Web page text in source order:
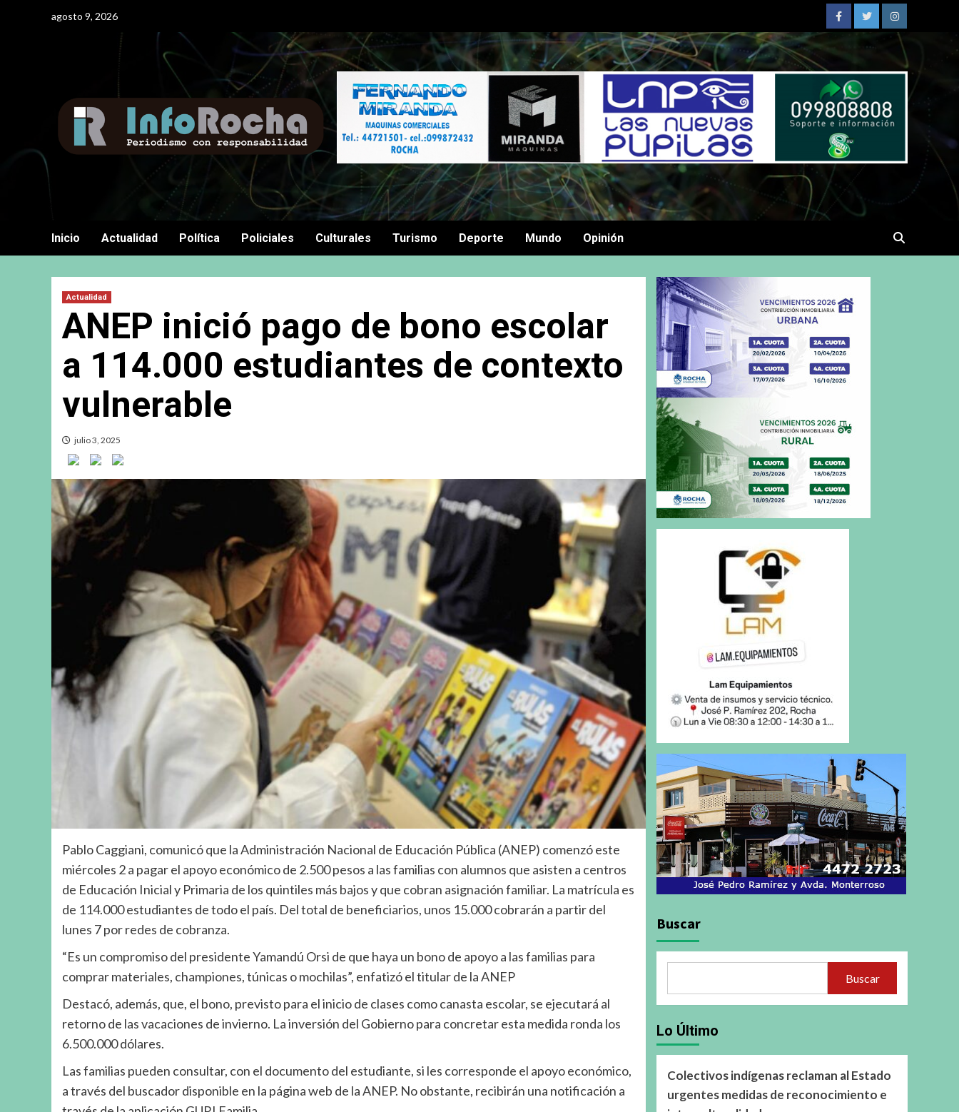
agosto 9, 2026
FacebookTwitterInstagram
Inicio Actualidad Política Policiales Culturales Turismo Deporte Mundo Opinión
Actualidad
ANEP inició pago de bono escolar
a 114.000 estudiantes de contexto
vulnerable
julio 3, 2025
Pablo Caggiani, comunicó que la Administración Nacional de Educación Pública (ANEP) comenzó este
miércoles 2 a pagar el apoyo económico de 2.500 pesos a las familias con alumnos que asisten a centros
de Educación Inicial y Primaria de los quintiles más bajos y que cobran asignación familiar. La matrícula es
de 114.000 estudiantes de todo el país. Del total de beneficiarios, unos 15.000 cobrarán a partir del
lunes 7 por redes de cobranza.
“Es un compromiso del presidente Yamandú Orsi de que haya un bono de apoyo a las familias para
comprar materiales, championes, túnicas o mochilas”, enfatizó el titular de la ANEP
Destacó, además, que, el bono, previsto para el inicio de clases como canasta escolar, se ejecutará al
retorno de las vacaciones de invierno. La inversión del Gobierno para concretar esta medida ronda los
6.500.000 dólares.
Las familias pueden consultar, con el documento del estudiante, si les corresponde el apoyo económico,
a través del buscador disponible en la página web de la ANEP. No obstante, recibirán una notificación a
Buscar
Buscar
Lo Último
Colectivos indígenas reclaman al Estado
urgentes medidas de reconocimiento e